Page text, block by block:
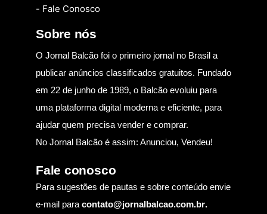
- Fale Conosco
Sobre nós
O Jornal Balcão foi o primeiro jornal no Brasil a
publicar anúncios classificados gratuitos. Fundado
em 22 de junho de 1989, o Balcão evoluiu para
uma plataforma digital moderna e eficiente, para
ajudar quem precisa vender e comprar.
No Jornal Balcão é assim: Anunciou, Vendeu!
Fale conosco
Para sugestões de pautas e sobre conteúdo envie
e-mail para contato@jornalbalcao.com.br.